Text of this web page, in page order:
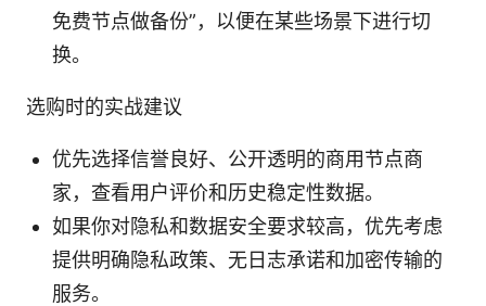
免费节点做备份”，以便在某些场景下进行切
换。
选购时的实战建议
优先选择信誉良好、公开透明的商用节点商
家，查看用户评价和历史稳定性数据。
如果你对隐私和数据安全要求较高，优先考虑
提供明确隐私政策、无日志承诺和加密传输的
服务。